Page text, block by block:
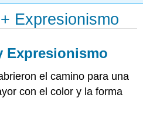
Expresionismo
Expresionismo
el camino para una
con el color y la forma